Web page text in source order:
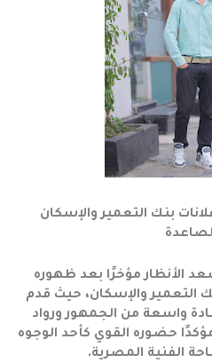
بنك التعمير والإسكان
الأنظار مؤخرًا بعد ظهوره
التعمير والإسكان، حيث قدم
واسعة من الجمهور ورواد
حضوره القوي كأحد الوجوه
الفنية المصرية.